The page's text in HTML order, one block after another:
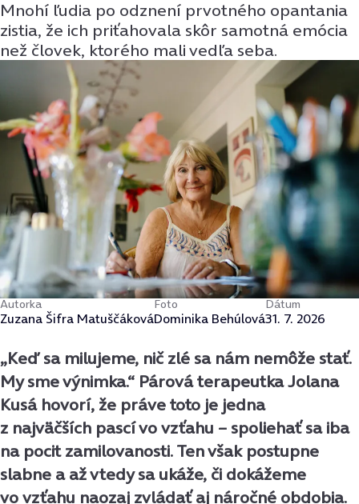
Mnohí ľudia po odznení prvotného opantania
zistia, že ich priťahovala skôr samotná emócia
než človek, ktorého mali vedľa seba.
Autorka
Zuzana Šifra Matuščáková
Foto
Dominika Behúlová
Dátum
31. 7. 2026
„Keď sa milujeme, nič zlé sa nám nemôže stať.
My sme výnimka.“ Párová terapeutka Jolana
Kusá hovorí, že práve toto je jedna
z najväčších pascí vo vzťahu – spoliehať sa iba
na pocit zamilovanosti. Ten však postupne
slabne a až vtedy sa ukáže, či dokážeme
vo vzťahu naozaj zvládať aj náročné obdobia.